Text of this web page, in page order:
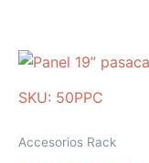
SKU: 50PPC
Accesorios Rack